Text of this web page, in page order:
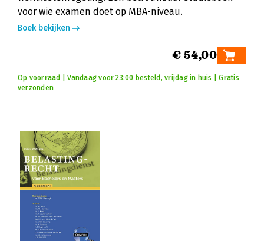
voor wie examen doet op MBA-niveau.
Boek bekijken
€ 54,00
Op voorraad | Vandaag voor 23:00 besteld, vrijdag in huis | Gratis
verzonden